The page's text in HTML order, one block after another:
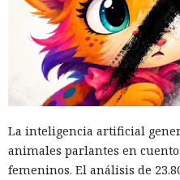
El canadiense Connor Riley
muchos meses con datos
uno de los mayores hackeos
la plataforma en la nube
La inteligencia artificial
animales parlantes en
femeninos. El análisis de